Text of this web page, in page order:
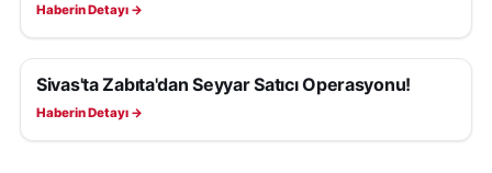
Haberin Detayı →
ASAYIŞ
Sivas'ta Zabıta'dan Seyyar Satıcı Operasyonu!
Haberin Detayı →